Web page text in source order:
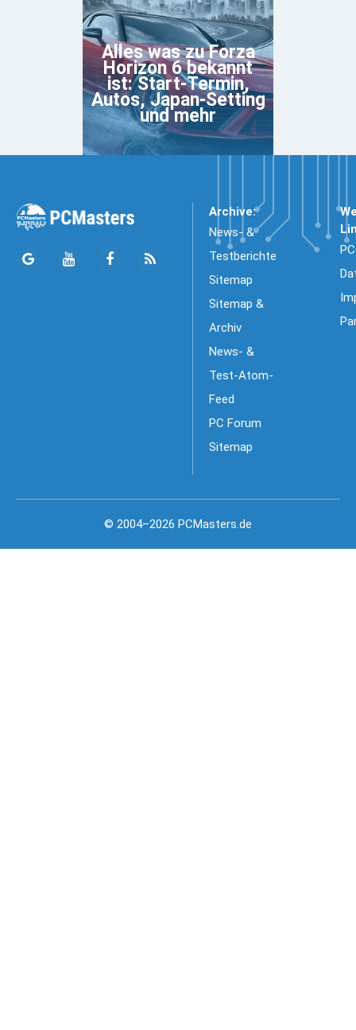
Alles was zu Forza
Horizon 6 bekannt
ist: Start-Termin,
Autos, Japan-Setting
und mehr
Archive:
News- &
Testberichte
Sitemap
Sitemap &
Archiv
News- &
Test-Atom-
Feed
PC Forum
Sitemap
© 2004–2026 PCMasters.de